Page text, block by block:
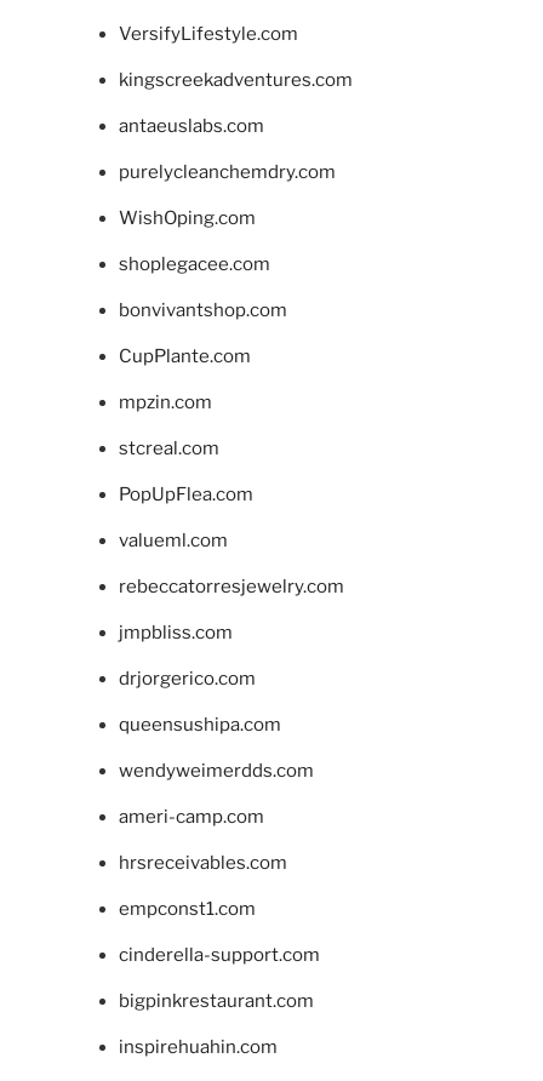
VersifyLifestyle.com
kingscreekadventures.com
antaeuslabs.com
purelycleanchemdry.com
WishOping.com
shoplegacee.com
bonvivantshop.com
CupPlante.com
mpzin.com
stcreal.com
PopUpFlea.com
valueml.com
rebeccatorresjewelry.com
jmpbliss.com
drjorgerico.com
queensushipa.com
wendyweimerdds.com
ameri-camp.com
hrsreceivables.com
empconst1.com
cinderella-support.com
bigpinkrestaurant.com
inspirehuahin.com